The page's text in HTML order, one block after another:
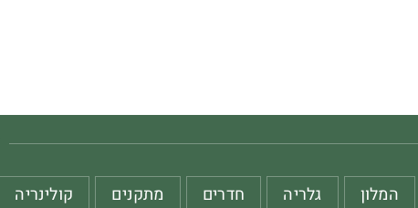
המלון גלריה חדרים מתקנים קולינריה